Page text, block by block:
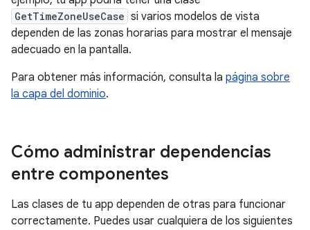
GetTimeZoneUseCase si varios modelos de vista
dependen de las zonas horarias para mostrar el mensaje
adecuado en la pantalla.
Para obtener más información, consulta la página sobre
la capa del dominio.
Cómo administrar dependencias
entre componentes
Las clases de tu app dependen de otras para funcionar
correctamente. Puedes usar cualquiera de los siguientes